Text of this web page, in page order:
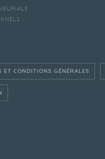
ET CONDITIONS GÉNÉRALES
SUR LE SITE FRANÇAIS